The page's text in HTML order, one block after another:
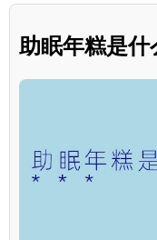
助眠年糕是什